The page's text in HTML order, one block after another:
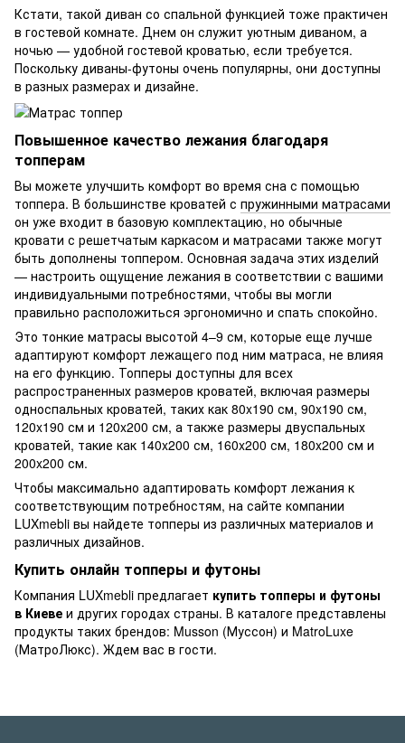
Кстати, такой диван со спальной функцией тоже практичен
в гостевой комнате. Днем он служит уютным диваном, а
ночью — удобной гостевой кроватью, если требуется.
Поскольку диваны-футоны очень популярны, они доступны
в разных размерах и дизайне.
Повышенное качество лежания благодаря
топперам
Вы можете улучшить комфорт во время сна с помощью
топпера. В большинстве кроватей с пружинными матрасами
он уже входит в базовую комплектацию, но обычные
кровати с решетчатым каркасом и матрасами также могут
быть дополнены топпером. Основная задача этих изделий
— настроить ощущение лежания в соответствии с вашими
индивидуальными потребностями, чтобы вы могли
правильно расположиться эргономично и спать спокойно.
Это тонкие матрасы высотой 4–9 см, которые еще лучше
адаптируют комфорт лежащего под ним матраса, не влияя
на его функцию. Топперы доступны для всех
распространенных размеров кроватей, включая размеры
односпальных кроватей, таких как 80x190 см, 90x190 см,
120x190 см и 120x200 см, а также размеры двуспальных
кроватей, такие как 140x200 см, 160x200 см, 180x200 см и
200x200 см.
Чтобы максимально адаптировать комфорт лежания к
соответствующим потребностям, на сайте компании
LUXmebli вы найдете топперы из различных материалов и
различных дизайнов.
Купить онлайн топперы и футоны
Компания LUXmebli предлагает купить топперы и футоны
в Киеве и других городах страны. В каталоге представлены
продукты таких брендов: Musson (Муссон) и MatroLuxe
(МатроЛюкс). Ждем вас в гости.